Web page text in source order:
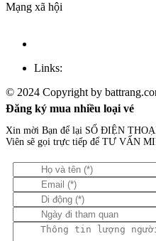
Mạng xã hội
Links:
© 2024 Copyright by
Đăng ký mua nhiều loại vé
Xin mời Bạn để lại SỐ ĐIỆN
Viên sẽ gọi trực tiếp để TƯ VẤN